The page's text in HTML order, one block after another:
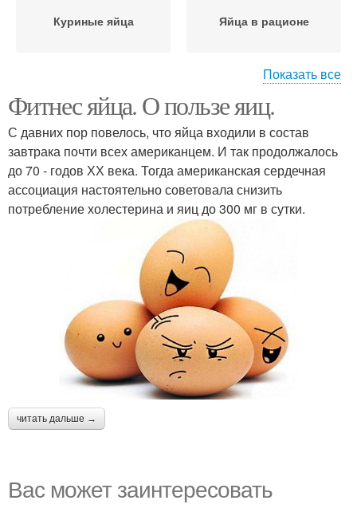
Куриные яйца Яйца в рационе
Перепелиные яйца
Показать все
Фитнес яйца. О пользе яиц.
С давних пор повелось, что яйца входили в состав
завтрака почти всех американцем. И так продолжалось
до 70 - годов ХХ века. Тогда американская сердечная
ассоциация настоятельно советовала снизить
потребление холестерина и яиц до 300 мг в сутки.
читать дальше →
Вас может заинтересовать